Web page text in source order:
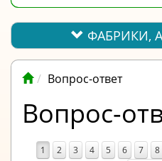
ПОЛЕЗНАЯ
ИНФОРМАЦИЯ
ВАКАНСИИ
ОПЛАТА
ФАБРИКИ,
Вопрос-ответ
Вопрос-
1 2 3 4 5 6 7 8